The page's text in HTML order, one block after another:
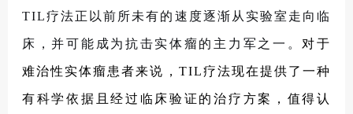
TIL疗法正以前所未有的速度逐渐从实验室走向临
床，并可能成为抗击实体瘤的主力军之一。 对于
难治性实体瘤患者来说，TIL疗法现在提供了一种
有科学依据且经过临床验证的治疗方案，值得认